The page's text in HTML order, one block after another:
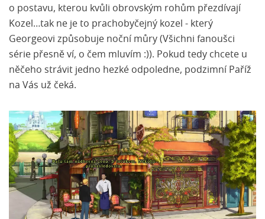
o postavu, kterou kvůli obrovským rohům přezdívají
Kozel…tak ne je to prachobyčejný kozel - který
Georgeovi způsobuje noční můry (Všichni fanoušci
série přesně ví, o čem mluvím :)). Pokud tedy chcete u
něčeho strávit jedno hezké odpoledne, podzimní Paříž
na Vás už čeká.